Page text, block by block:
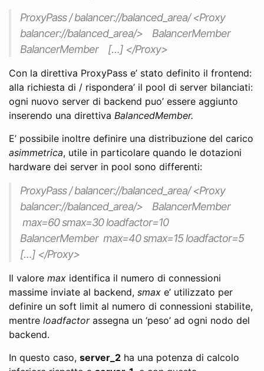
ProxyPass / balancer://balanced_area/ <Proxy
balancer://balanced_area/> BalancerMember
BalancerMember […] </Proxy>
Con la direttiva ProxyPass e’ stato definito il frontend:
alla richiesta di / rispondera’ il pool di server bilanciati:
ogni nuovo server di backend puo’ essere aggiunto
inserendo una direttiva BalancedMember.
E’ possibile inoltre definire una distribuzione del carico
asimmetrica, utile in particolare quando le dotazioni
hardware dei server in pool sono differenti:
ProxyPass / balancer://balanced_area/ <Proxy
balancer://balanced_area/> BalancerMember
max=60 smax=30 loadfactor=10
BalancerMember max=40 smax=15 loadfactor=5
[…] </Proxy>
Il valore max identifica il numero di connessioni
massime inviate al backend, smax e’ utilizzato per
definire un soft limit al numero di connessioni stabilite,
mentre loadfactorassegna un ‘peso’ ad ogni nodo del
backend.
In questo caso, server_2 ha una potenza di calcolo